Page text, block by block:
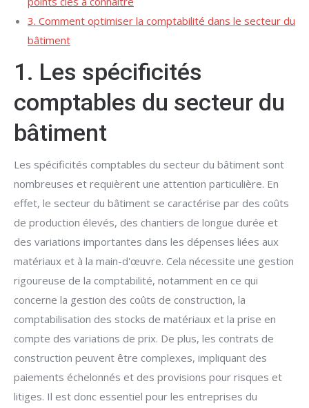
3. Comment optimiser la comptabilité dans le secteur du
bâtiment
1. Les spécificités
comptables du secteur du
bâtiment
Les spécificités comptables du secteur du bâtiment sont
nombreuses et requièrent une attention particulière. En
effet, le secteur du bâtiment se caractérise par des coûts
de production élevés, des chantiers de longue durée et
des variations importantes dans les dépenses liées aux
matériaux et à la main-d'œuvre. Cela nécessite une gestion
rigoureuse de la comptabilité, notamment en ce qui
concerne la gestion des coûts de construction, la
comptabilisation des stocks de matériaux et la prise en
compte des variations de prix. De plus, les contrats de
construction peuvent être complexes, impliquant des
paiements échelonnés et des provisions pour risques et
litiges. Il est donc essentiel pour les entreprises du